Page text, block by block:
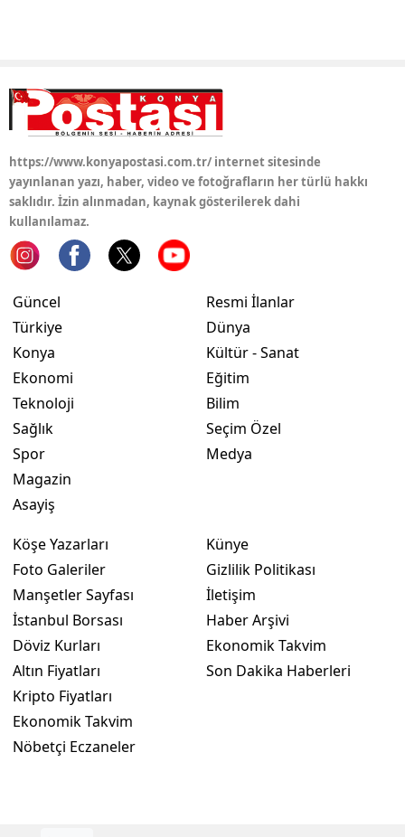
Sivas
Tekirdağ
Şanlıurfa
Van
Bayburt
Karaman
Kırıkkale
https://www.konyapostasi.com.tr/ internet sitesinde
yayınlanan yazı, haber, video ve fotoğrafların her türlü hakkı
saklıdır. İzin alınmadan, kaynak gösterilerek dahi
kullanılamaz.
Güncel
Türkiye
Konya
Ekonomi
Teknoloji
Sağlık
Spor
Magazin
Asayiş
Resmi İlanlar
Dünya
Kültür - Sanat
Eğitim
Bilim
Seçim Özel
Medya
Köşe Yazarları
Foto Galeriler
Manşetler Sayfası
İstanbul Borsası
Döviz Kurları
Altın Fiyatları
Kripto Fiyatları
Ekonomik Takvim
Nöbetçi Eczaneler
Künye
Gizlilik Politikası
İletişim
Haber Arşivi
Ekonomik Takvim
Son Dakika Haberleri